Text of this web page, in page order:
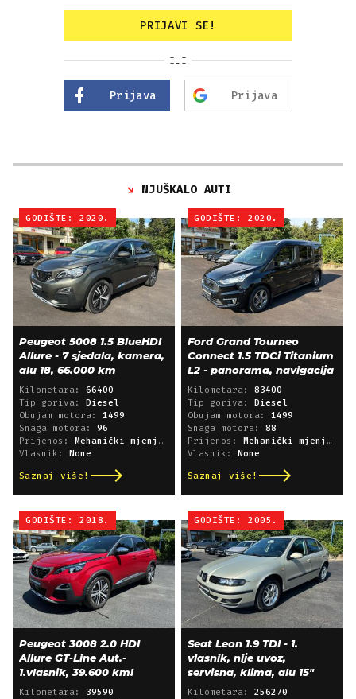
PRIJAVI SE!
ILI
Prijava Prijava
NJUŠKALO AUTI
GODIŠTE: 2020.
Peugeot 5008 1.5 BlueHDI
Allure - 7 sjedala, kamera,
alu 18, 66.000 km
Kilometara: 66400
Tip goriva:
Diesel
Obujam motora: 1499
Snaga motora: 96
Prijenos:
Mehanički mjenjač
Vlasnik:
None
Saznaj više!
GODIŠTE: 2020.
Ford Grand Tourneo
Connect 1.5 TDCi Titanium
L2 - panorama, navigacija
Kilometara: 83400
Tip goriva:
Diesel
Obujam motora: 1499
Snaga motora: 88
Prijenos:
Mehanički mjenjač
Vlasnik:
None
Saznaj više!
GODIŠTE: 2018.
Peugeot 3008 2.0 HDI
Allure GT-Line Aut.-
1.vlasnik, 39.600 km!
Kilometara: 39590
GODIŠTE: 2005.
Seat Leon 1.9 TDI - 1.
vlasnik, nije uvoz,
servisna, klima, alu 15"
Kilometara: 256270